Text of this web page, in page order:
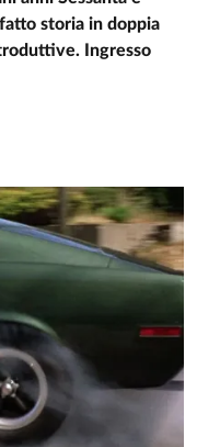
storia in doppia
Ingresso